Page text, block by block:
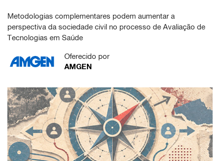
Metodologias complementares podem aumentar a
perspectiva da sociedade civil no processo de Avaliação de
Tecnologias em Saúde
Oferecido por
AMGEN